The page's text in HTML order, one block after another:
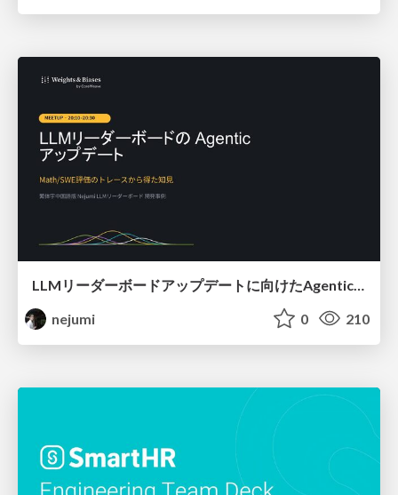
nejumi
0 210